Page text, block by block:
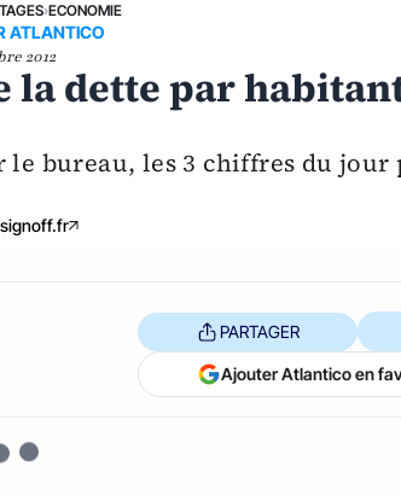
›ECONOMIE
ATLANTICO
2012
la dette par
le bureau, les 3 chiffres du jour
PARTAGER
Ajouter Atlantico en